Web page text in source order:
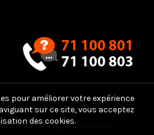
. All rights reserved
pour améliorer votre expérience
sur ce site, vous acceptez
des cookies.